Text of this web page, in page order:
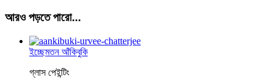
আরও পড়তে পারো...
ইচ্ছেমতন আঁকিবুকি
গ্লাস পেইন্টিং